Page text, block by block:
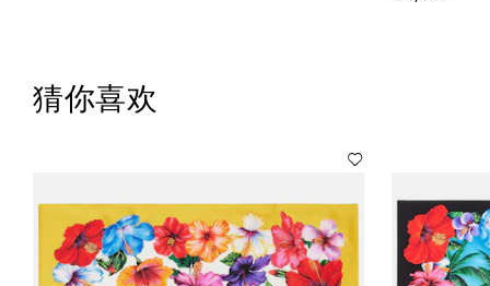
猜你喜欢